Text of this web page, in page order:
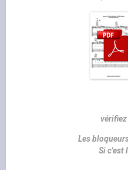
vérifiez
Les
Si c'est